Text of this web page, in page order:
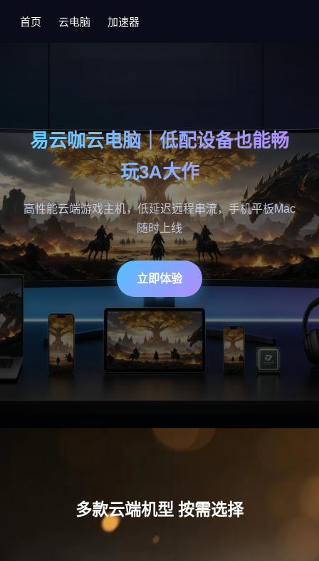
首页 云电脑 加速器
易云咖云电脑｜低配设备也能畅
玩3A大作
高性能云端游戏主机，低延迟远程串流，手机平板Mac
随时上线
立即体验
多款云端机型 按需选择